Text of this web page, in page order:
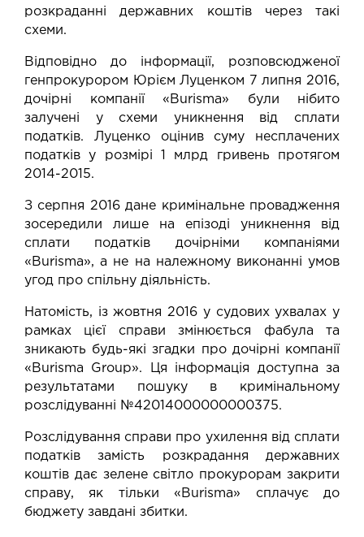
розкраданні державних коштів через такі
схеми.
Відповідно до інформації, розповсюдженої
генпрокурором Юрієм Луценком 7 липня 2016,
дочірні компанії «Burisma» були нібито
залучені у схеми уникнення від сплати
податків. Луценко оцінив суму несплачених
податків у розмірі 1 млрд гривень протягом
2014-2015.
З серпня 2016 дане кримінальне провадження
зосередили лише на епізоді уникнення від
сплати податків дочірніми компаніями
«Burisma», а не на належному виконанні умов
угод про спільну діяльність.
Натомість, із жовтня 2016 у судових ухвалах у
рамках цієї справи змінюється фабула та
зникають будь-які згадки про дочірні компанії
«Burisma Group». Ця інформація доступна за
результатами пошуку в кримінальному
розслідуванні №42014000000000375.
Розслідування справи про ухилення від сплати
податків замість розкрадання державних
коштів дає зелене світло прокурорам закрити
справу, як тільки «Burisma» сплачує до
бюджету завдані збитки.